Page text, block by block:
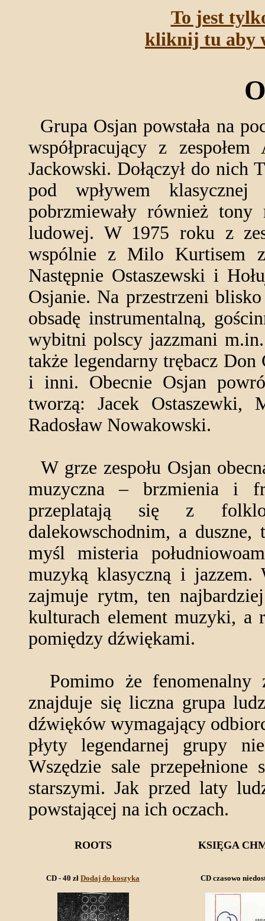
To jest
kliknij tu aby
Grupa Osjan powstała na
współpracujący z
Jackowski. Dołączył do nich
pod wpływem
pobrzmiewały również
ludowej. W 1975 roku z
wspólnie z Milo Kurtisem
Następnie Ostaszewski i
Osjanie. Na przestrzeni
obsadę instrumentalną,
wybitni polscy jazzmani
także legendarny trębacz Don
i inni. Obecnie Osjan
tworzą: Jacek
Radosław Nowakowski.
W grze zespołu Osjan
muzyczna – brzmienia i
przeplatają się z
dalekowschodnim, a duszne,
myśl misteria
muzyką klasyczną i jazzem.
zajmuje rytm, ten
kulturach element muzyki, a
pomiędzy dźwiękami.
Pomimo że fenomenalny
znajduje się liczna grupa
dźwięków wymagający
płyty legendarnej grupy
Wszędzie sale
starszymi. Jak przed laty
powstającej na ich oczach.
ROOTS
CD - 40 złDodaj do koszyka
KSIĘGA
CD czasowo